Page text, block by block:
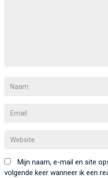
Mijn naam, e-mail en site
volgende keer wanneer ik een